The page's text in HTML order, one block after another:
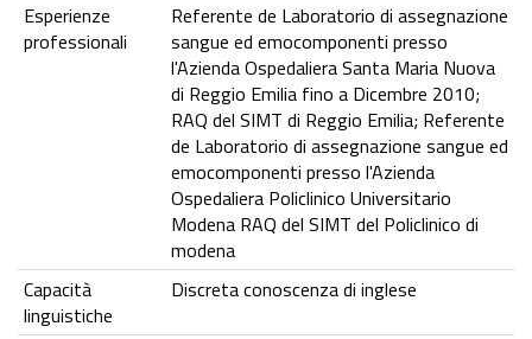
Esperienze
professionali
Referente de Laboratorio di assegnazione
sangue ed emocomponenti presso
l'Azienda Ospedaliera Santa Maria Nuova
di Reggio Emilia fino a Dicembre 2010;
RAQ del SIMT di Reggio Emilia; Referente
de Laboratorio di assegnazione sangue ed
emocomponenti presso l'Azienda
Ospedaliera Policlinico Universitario
Modena RAQ del SIMT del Policlinico di
modena
Capacità
linguistiche
Discreta conoscenza di inglese